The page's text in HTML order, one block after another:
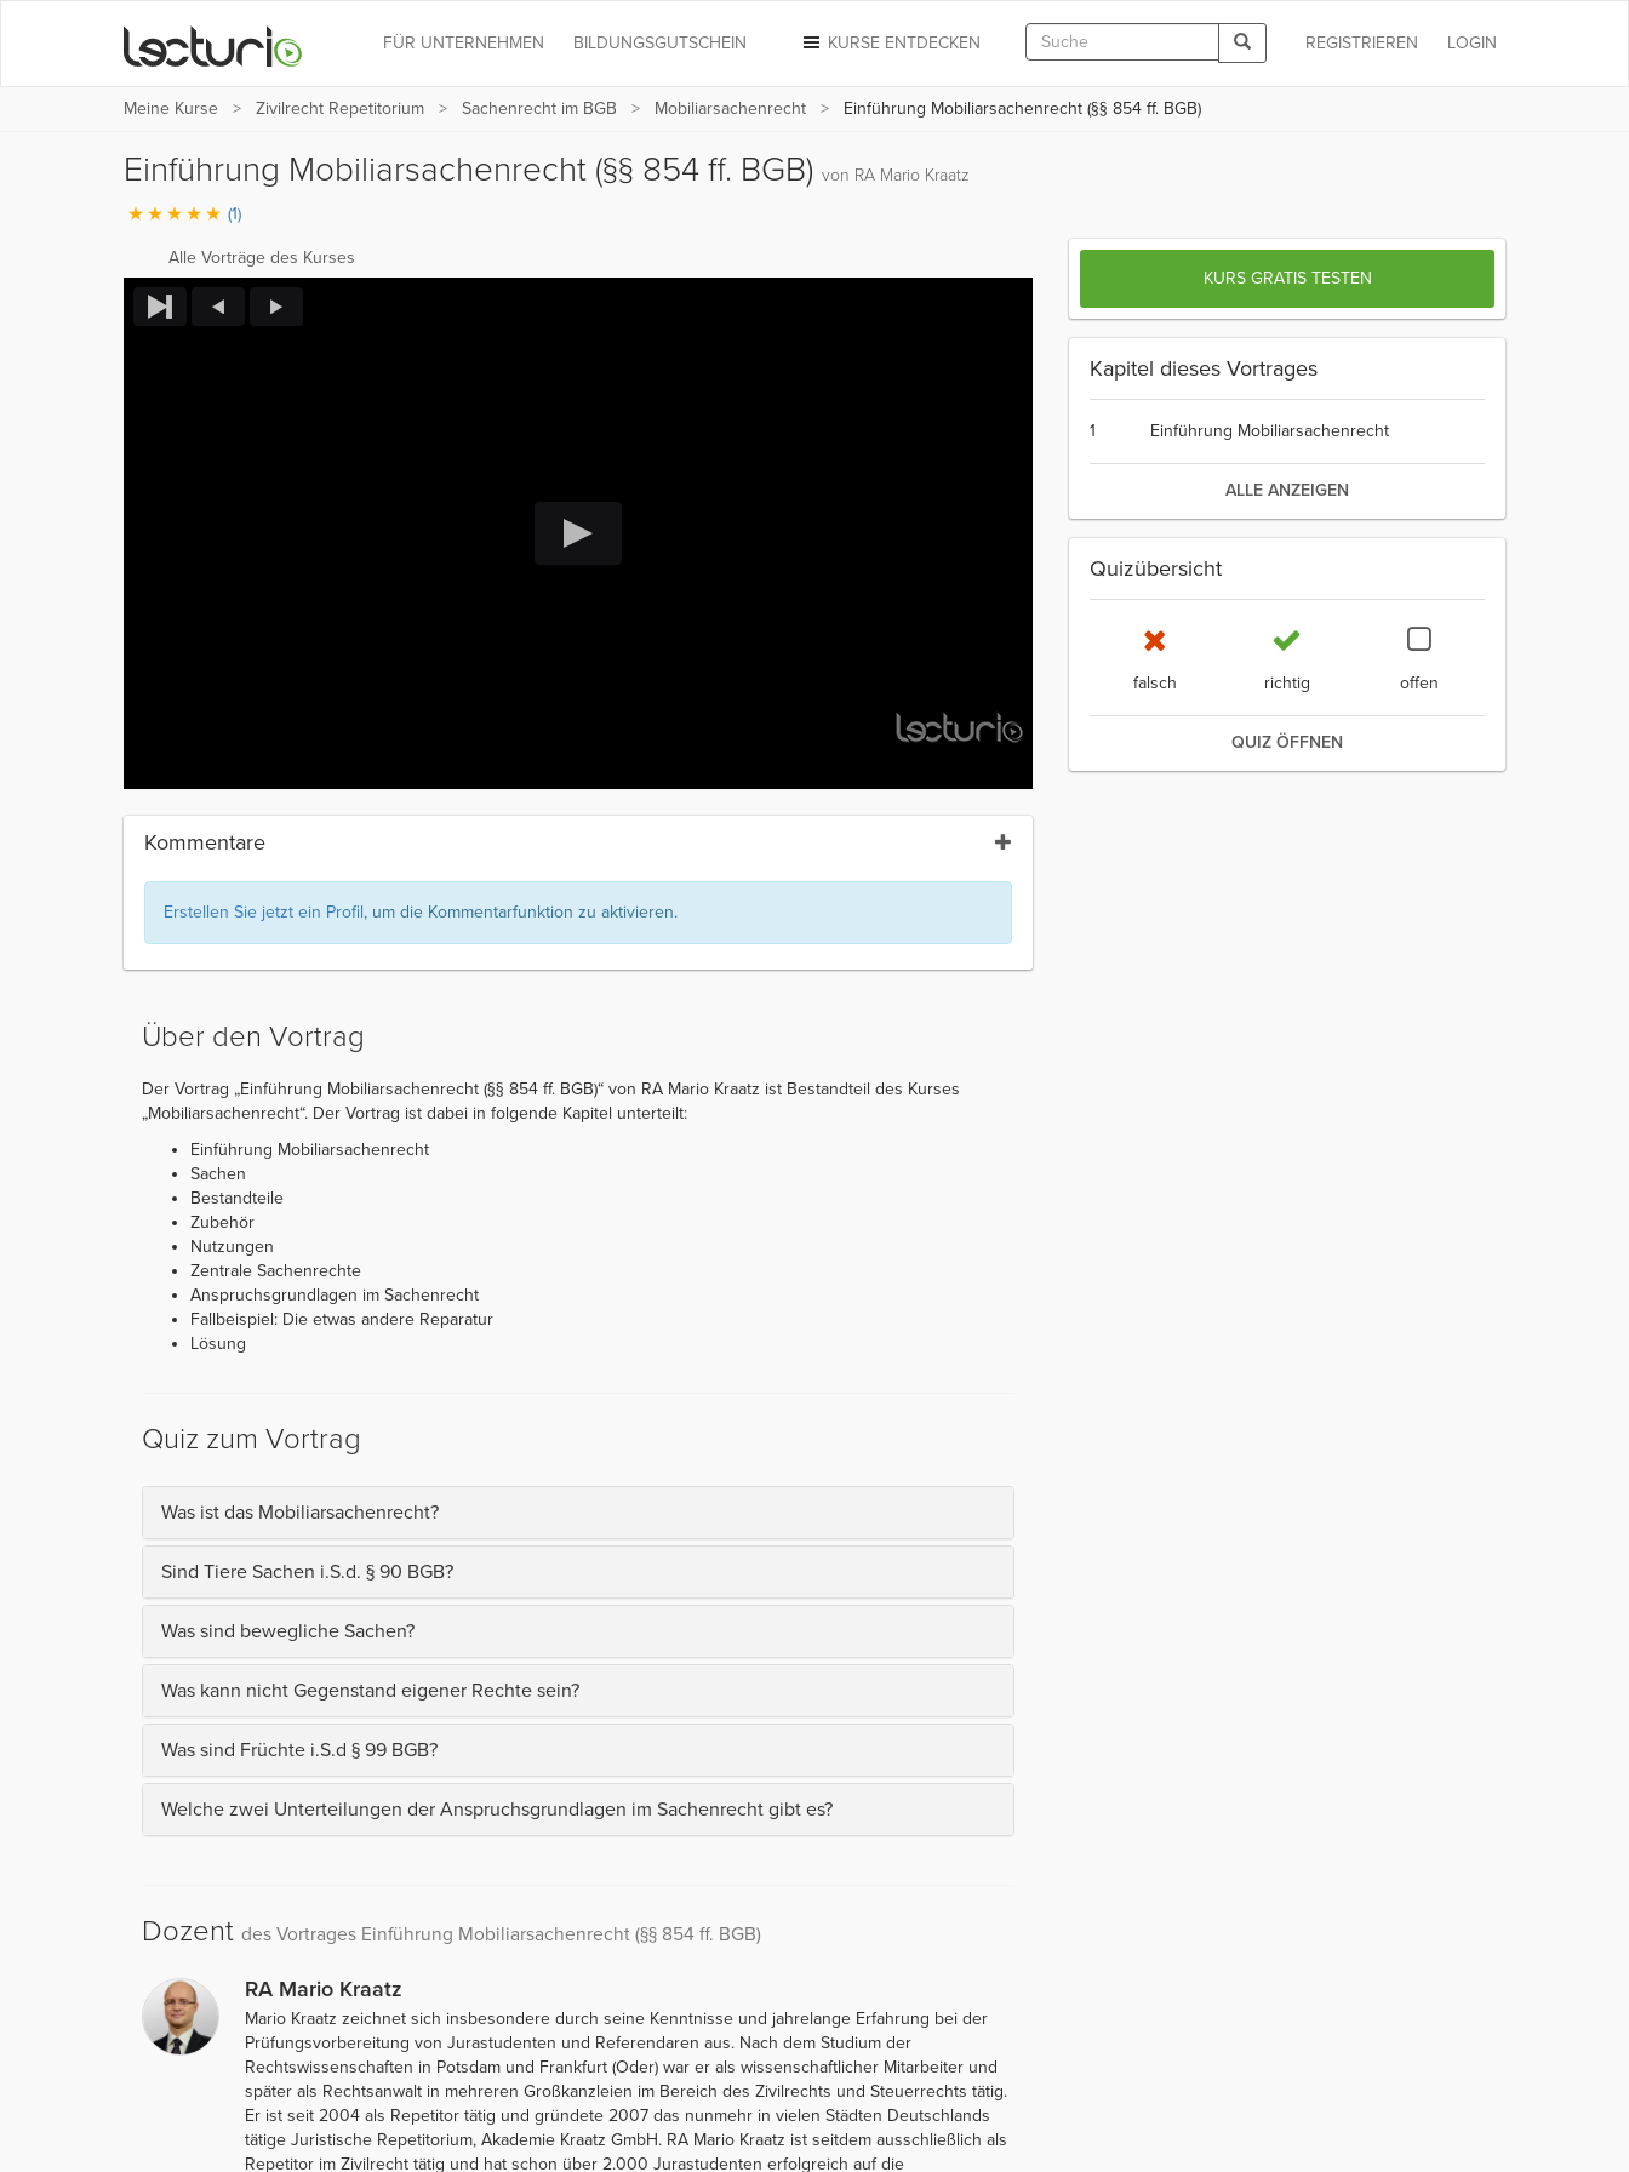
LOGIN
REGISTRIEREN
KURSE ENTDECKEN
FÜR UNTERNEHMEN BILDUNGSGUTSCHEIN
Meine Kurse Zivilrecht Repetitorium Sachenrecht im BGB Mobiliarsachenrecht Einführung Mobiliarsachenrecht (§§ 854 ff. BGB)
Einführung Mobiliarsachenrecht (§§ 854 ff. BGB) von RA Mario Kraatz
(1)
Alle Vorträge des Kurses
Kommentare
Erstellen Sie jetzt ein Profil, um die Kommentarfunktion zu aktivieren.
Über den Vortrag
Der Vortrag „Einführung Mobiliarsachenrecht (§§ 854 ff. BGB)“ von RA Mario Kraatz ist Bestandteil des Kurses
„Mobiliarsachenrecht“. Der Vortrag ist dabei in folgende Kapitel unterteilt:
Einführung Mobiliarsachenrecht
Sachen
Bestandteile
Zubehör
Nutzungen
Zentrale Sachenrechte
Anspruchsgrundlagen im Sachenrecht
Fallbeispiel: Die etwas andere Reparatur
Lösung
Quiz zum Vortrag
Was ist das Mobiliarsachenrecht?
Sind Tiere Sachen i.S.d. § 90 BGB?
Was sind bewegliche Sachen?
Was kann nicht Gegenstand eigener Rechte sein?
Was sind Früchte i.S.d § 99 BGB?
Welche zwei Unterteilungen der Anspruchsgrundlagen im Sachenrecht gibt es?
Dozent des Vortrages Einführung Mobiliarsachenrecht (§§ 854 ff. BGB)
RA Mario Kraatz
Mario Kraatz zeichnet sich insbesondere durch seine Kenntnisse und jahrelange Erfahrung bei der
Prüfungsvorbereitung von Jurastudenten und Referendaren aus. Nach dem Studium der
Rechtswissenschaften in Potsdam und Frankfurt (Oder) war er als wissenschaftlicher Mitarbeiter und
später als Rechtsanwalt in mehreren Großkanzleien im Bereich des Zivilrechts und Steuerrechts tätig.
Er ist seit 2004 als Repetitor tätig und gründete 2007 das nunmehr in vielen Städten Deutschlands
tätige Juristische Repetitorium, Akademie Kraatz GmbH. RA Mario Kraatz ist seitdem ausschließlich als
Repetitor im Zivilrecht tätig und hat schon über 2.000 Jurastudenten erfolgreich auf die
KURS GRATIS TESTEN
Kapitel dieses Vortrages
1 Einführung Mobiliarsachenrecht
ALLE ANZEIGEN
Quizübersicht
falsch richtig offen
QUIZ ÖFFNEN